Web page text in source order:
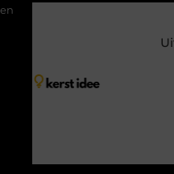
om jouw woning veilig